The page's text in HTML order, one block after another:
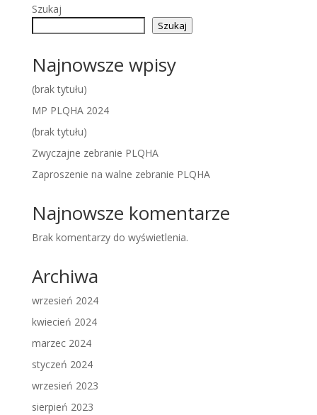
Szukaj
Szukaj
Najnowsze wpisy
(brak tytułu)
MP PLQHA 2024
(brak tytułu)
Zwyczajne zebranie PLQHA
Zaproszenie na walne zebranie PLQHA
Najnowsze komentarze
Brak komentarzy do wyświetlenia.
Archiwa
wrzesień 2024
kwiecień 2024
marzec 2024
styczeń 2024
wrzesień 2023
sierpień 2023